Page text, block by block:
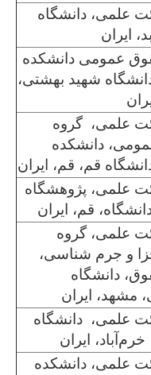
علمی، دانشگاه
ایران
عمومی دانشکده
شهید بهشتی،
علمی، گروه
دانشکده
قم، قم، ایران
علمی، پژوهشگاه
قم، ایران
علمی، گروه
و جرم شناسی،
دانشگاه
مشهد، ایران
علمی، دانشگاه
ایران
علمی، دانشکده